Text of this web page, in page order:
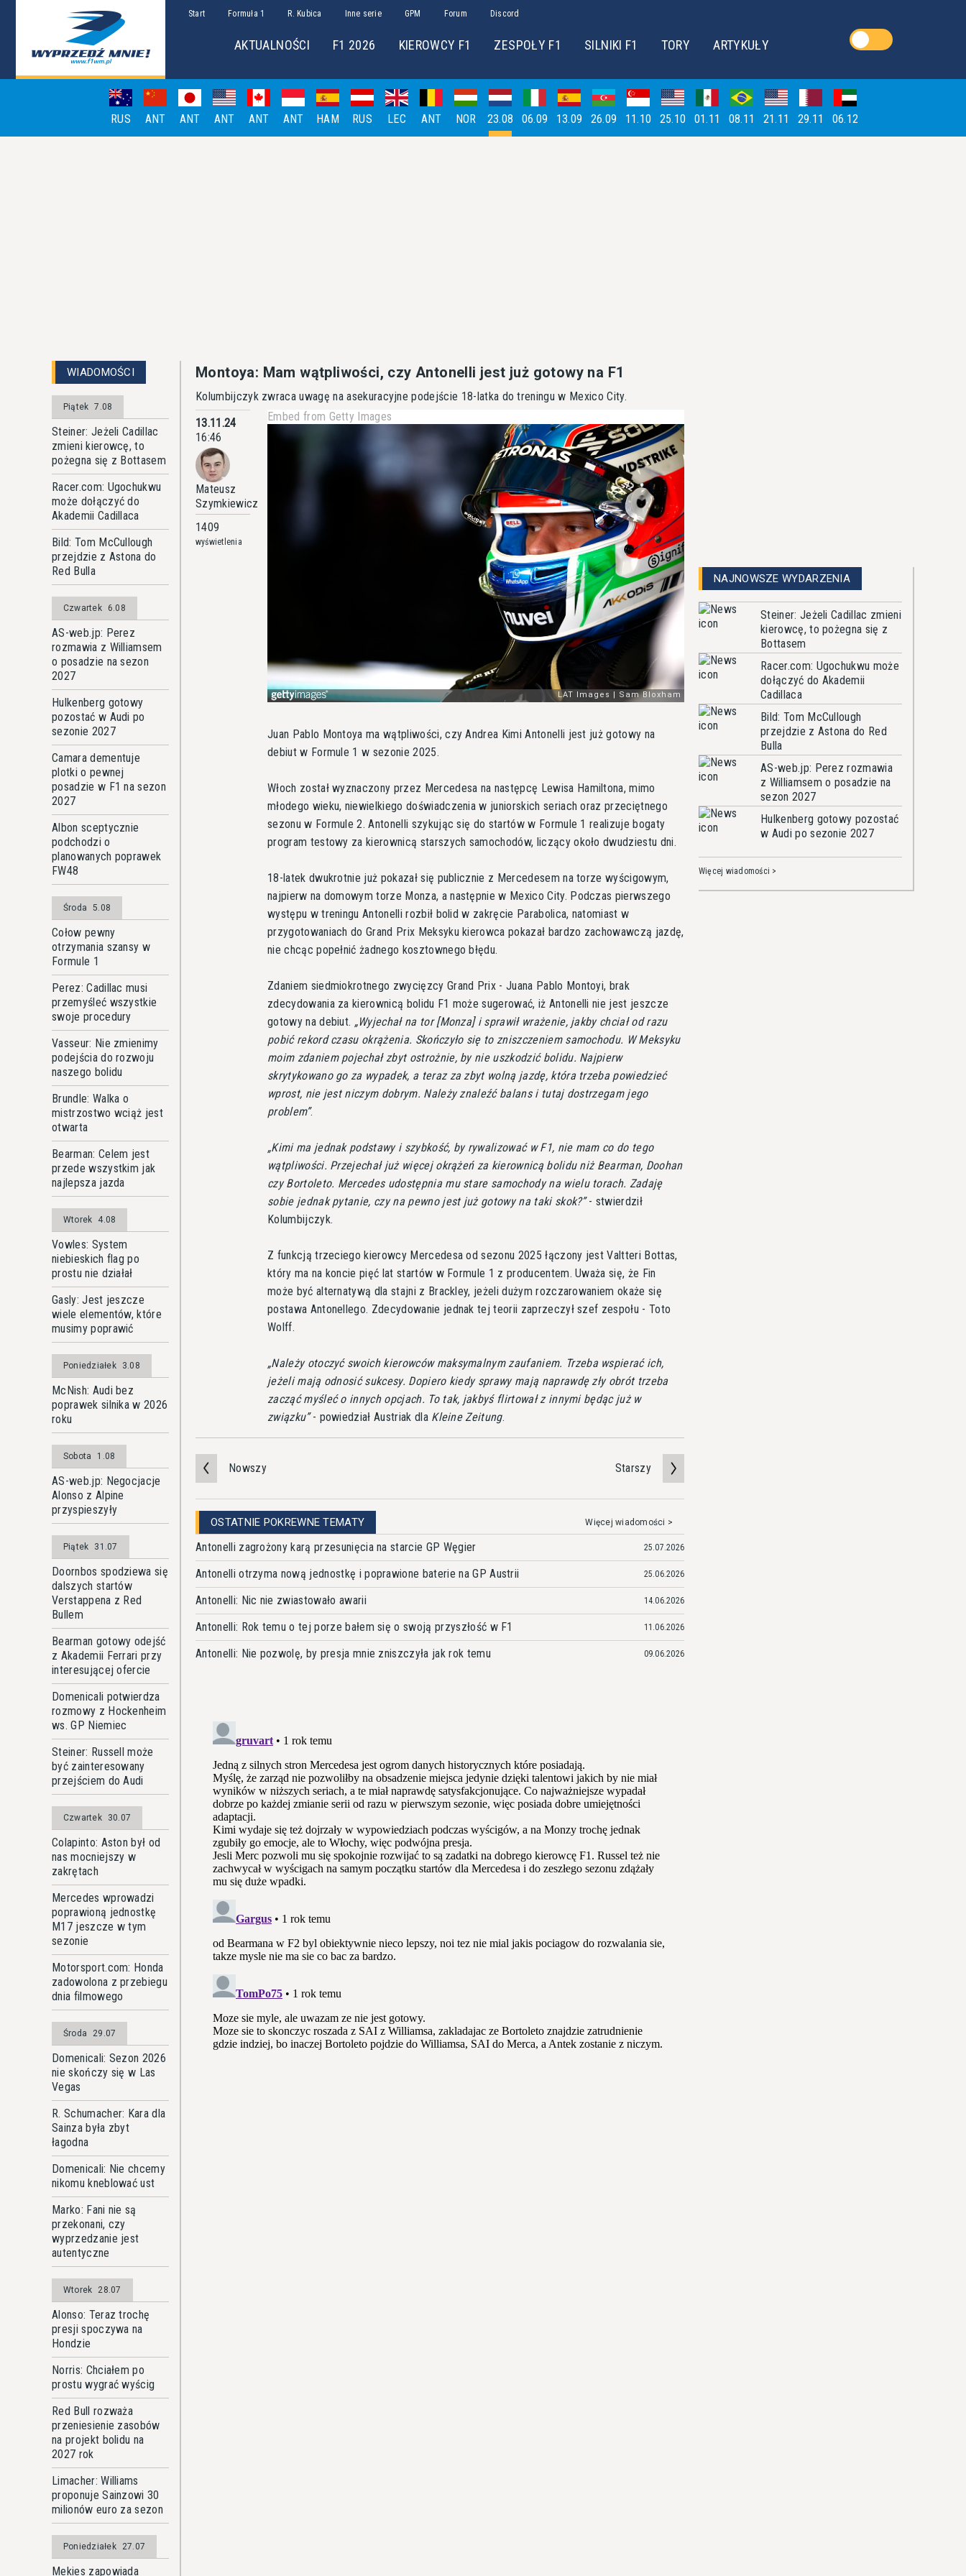
Start Formuła 1 R. Kubica Inne serie GPM Forum Discord
AKTUALNOŚCI F1 2026 KIEROWCY F1 ZESPOŁY F1 SILNIKI F1 TORY ARTYKUŁY
RUS ANT ANT ANT ANT ANT HAM RUS LEC ANT NOR 23.08 06.09 13.09 26.09 11.10 25.10 01.11 08.11 21.11 29.11 06.12
WIADOMOŚCI
Piątek 7.08
Steiner: Jeżeli Cadillac
zmieni kierowcę, to
pożegna się z Bottasem
Racer.com: Ugochukwu
może dołączyć do
Akademii Cadillaca
Bild: Tom McCullough
przejdzie z Astona do
Red Bulla
Czwartek 6.08
AS-web.jp: Perez
rozmawia z Williamsem
o posadzie na sezon
2027
Hulkenberg gotowy
pozostać w Audi po
sezonie 2027
Camara dementuje
plotki o pewnej
posadzie w F1 na sezon
2027
Albon sceptycznie
podchodzi o
planowanych poprawek
FW48
Środa 5.08
Cołow pewny
otrzymania szansy w
Formule 1
Perez: Cadillac musi
przemyśleć wszystkie
swoje procedury
Vasseur: Nie zmienimy
podejścia do rozwoju
naszego bolidu
Brundle: Walka o
mistrzostwo wciąż jest
otwarta
Bearman: Celem jest
przede wszystkim jak
najlepsza jazda
Wtorek 4.08
Vowles: System
niebieskich flag po
prostu nie działał
Gasly: Jest jeszcze
wiele elementów, które
musimy poprawić
Poniedziałek 3.08
McNish: Audi bez
poprawek silnika w 2026
roku
Sobota 1.08
AS-web.jp: Negocjacje
Alonso z Alpine
przyspieszyły
Piątek 31.07
Doornbos spodziewa się
dalszych startów
Verstappena z Red
Bullem
Bearman gotowy odejść
z Akademii Ferrari przy
interesującej ofercie
Domenicali potwierdza
rozmowy z Hockenheim
ws. GP Niemiec
Steiner: Russell może
być zainteresowany
przejściem do Audi
Czwartek 30.07
Colapinto: Aston był od
nas mocniejszy w
zakrętach
Mercedes wprowadzi
poprawioną jednostkę
M17 jeszcze w tym
sezonie
Motorsport.com: Honda
zadowolona z przebiegu
dnia filmowego
Środa 29.07
Domenicali: Sezon 2026
nie skończy się w Las
Vegas
R. Schumacher: Kara dla
Sainza była zbyt
łagodna
Domenicali: Nie chcemy
nikomu kneblować ust
Marko: Fani nie są
przekonani, czy
wyprzedzanie jest
autentyczne
Wtorek 28.07
Alonso: Teraz trochę
presji spoczywa na
Hondzie
Norris: Chciałem po
prostu wygrać wyścig
Red Bull rozważa
przeniesienie zasobów
na projekt bolidu na
2027 rok
Limacher: Williams
proponuje Sainzowi 30
milionów euro za sezon
Poniedziałek 27.07
Mekies zapowiada
Montoya: Mam wątpliwości, czy Antonelli jest już gotowy na F1
Kolumbijczyk zwraca uwagę na asekuracyjne podejście 18-latka do treningu w Mexico City.
13.11.24
16:46
Mateusz
Szymkiewicz
1409
wyświetlenia
Embed from Getty Images
Juan Pablo Montoya ma wątpliwości, czy Andrea Kimi Antonelli jest już gotowy na
debiut w Formule 1 w sezonie 2025.
Włoch został wyznaczony przez Mercedesa na następcę Lewisa Hamiltona, mimo
młodego wieku, niewielkiego doświadczenia w juniorskich seriach oraz przeciętnego
sezonu w Formule 2. Antonelli szykując się do startów w Formule 1 realizuje bogaty
program testowy za kierownicą starszych samochodów, liczący około dwudziestu dni.
18-latek dwukrotnie już pokazał się publicznie z Mercedesem na torze wyścigowym,
najpierw na domowym torze Monza, a następnie w Mexico City. Podczas pierwszego
występu w treningu Antonelli rozbił bolid w zakręcie Parabolica, natomiast w
przygotowaniach do Grand Prix Meksyku kierowca pokazał bardzo zachowawczą jazdę,
nie chcąc popełnić żadnego kosztownego błędu.
Zdaniem siedmiokrotnego zwycięzcy Grand Prix - Juana Pablo Montoyi, brak
zdecydowania za kierownicą bolidu F1 może sugerować, iż Antonelli nie jest jeszcze
gotowy na debiut.
Wyjechał na tor [Monza] i sprawił wrażenie, jakby chciał od razu
pobić rekord czasu okrążenia. Skończyło się to zniszczeniem samochodu. W Meksyku
moim zdaniem pojechał zbyt ostrożnie, by nie uszkodzić bolidu. Najpierw
skrytykowano go za wypadek, a teraz za zbyt wolną jazdę, która trzeba powiedzieć
wprost, nie jest niczym dobrym. Należy znaleźć balans i tutaj dostrzegam jego
problem .
Kimi ma jednak podstawy i szybkość, by rywalizować w F1, nie mam co do tego
wątpliwości. Przejechał już więcej okrążeń za kierownicą bolidu niż Bearman, Doohan
czy Bortoleto. Mercedes udostępnia mu stare samochody na wielu torach. Zadaję
sobie jednak pytanie, czy na pewno jest już gotowy na taki skok? - stwierdził
Kolumbijczyk.
Z funkcją trzeciego kierowcy Mercedesa od sezonu 2025 łączony jest Valtteri Bottas,
który ma na koncie pięć lat startów w Formule 1 z producentem. Uważa się, że Fin
może być alternatywą dla stajni z Brackley, jeżeli dużym rozczarowaniem okaże się
postawa Antonellego. Zdecydowanie jednak tej teorii zaprzeczył szef zespołu - Toto
Wolff.
Należy otoczyć swoich kierowców maksymalnym zaufaniem. Trzeba wspierać ich,
jeżeli mają odnosić sukcesy. Dopiero kiedy sprawy mają naprawdę zły obrót trzeba
zacząć myśleć o innych opcjach. To tak, jakbyś flirtował z innymi będąc już w
związku - powiedział Austriak dla Kleine Zeitung.
Nowszy Starszy
OSTATNIE POKREWNE TEMATY Więcej wiadomości >
Antonelli zagrożony karą przesunięcia na starcie GP Węgier 25.07.2026
Antonelli otrzyma nową jednostkę i poprawione baterie na GP Austrii 25.06.2026
Antonelli: Nic nie zwiastowało awarii 14.06.2026
Antonelli: Rok temu o tej porze bałem się o swoją przyszłość w F1 11.06.2026
Antonelli: Nie pozwolę, by presja mnie zniszczyła jak rok temu 09.06.2026
NAJNOWSZE WYDARZENIA
Steiner: Jeżeli Cadillac zmieni
kierowcę, to pożegna się z
Bottasem
Racer.com: Ugochukwu może
dołączyć do Akademii
Cadillaca
Bild: Tom McCullough
przejdzie z Astona do Red
Bulla
AS-web.jp: Perez rozmawia
z Williamsem o posadzie na
sezon 2027
Hulkenberg gotowy pozostać
w Audi po sezonie 2027
Więcej wiadomości >